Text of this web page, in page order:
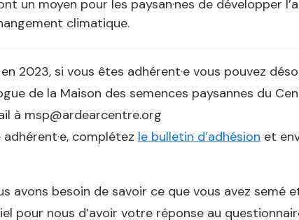
un moyen pour les paysan·nes de développer
climatique.
2023, si vous êtes adhérent·e vous pouvez
de la Maison des semences paysannes du
à msp@ardearcentre.org
complétez le bulletin d’adhésion et
avons besoin de savoir ce que vous avez semé
pour nous d’avoir votre réponse au